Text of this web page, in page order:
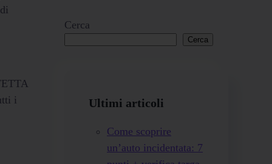
i
Cerca
Cerca
Ultimi articoli
Come scoprire
un’auto incidentata: 7